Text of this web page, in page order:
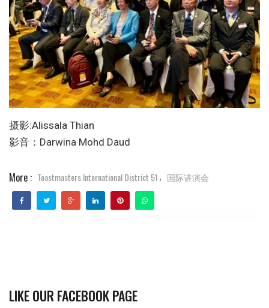
摄影:Alissala Thian
影音：Darwina Mohd Daud
More : Toastmasters International District 51 , 国际讲演会
LIKE OUR FACEBOOK PAGE